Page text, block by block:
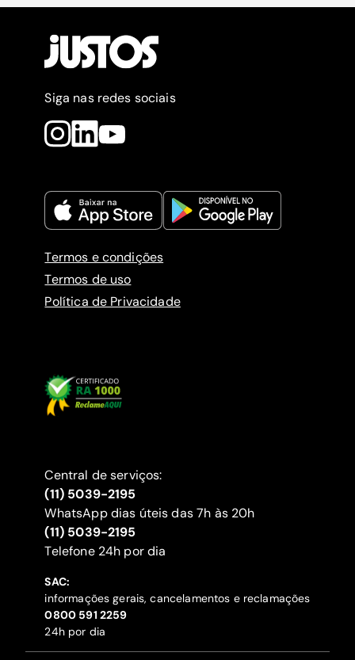
Siga nas redes sociais
Termos e condições
Termos de uso
Política de Privacidade
Central de serviços:
(11) 5039-2195
WhatsApp dias úteis das 7h às 20h
(11) 5039-2195
‍Telefone 24h por dia
SAC:
informações gerais, cancelamentos e reclamações
‍0800 591 2259
24h por dia